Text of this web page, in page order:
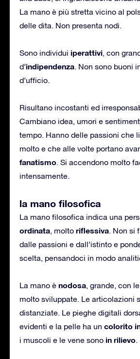
La mano è più stretta vicino al
delle dita. Non presenta nodi.
Sono individui iperattivi, con
d’indipendenza. Non sono buoni
d’ufficio.
Risultano incostanti ed
Cambiano idea, umori e
tempo. Hanno delle passioni che
molto e che alle volte portano
fanatismo. Si accendono molto
intensamente.
la mano filosofica
La mano filosofica indica una
ordinata, molto riflessiva. Non si
dalle passioni e dall’istinto e
scelta, pensandoci in modo
La mano è nodosa, grande, con
molto sviluppate. Le articolazioni
distanziate. Le pieghe digitali
evidenti e la pelle ha un colorito
i muscoli e le vene sono in rilievo.